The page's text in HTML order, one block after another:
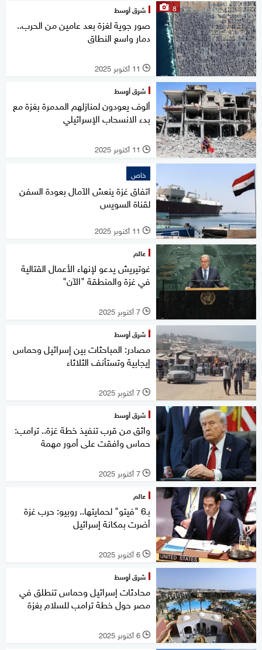
8 شرق أوسط
صور جوية لغزة بعد عامين من الحرب..
دمار واسع النطاق
l 11 أكتوبر 2025
شرق أوسط
ألوف يعودون لمنازلهم المدمرة بغزة مع
بدء الانسحاب الإسرائيلي
l 11 أكتوبر 2025
خاص
اتفاق غزة ينعش الآمال بعودة السفن
لقناة السويس
l 11 أكتوبر 2025
عالم
غوتيريش يدعو لإنهاء الأعمال القتالية
في غزة والمنطقة "الآن"
l 7 أكتوبر 2025
شرق أوسط
مصادر: المباحثات بين إسرائيل وحماس
إيجابية وتستأنف الثلاثاء
l 7 أكتوبر 2025
شرق أوسط
واثق من قرب تنفيذ خطة غزة.. ترامب:
حماس وافقت على أمور مهمة
l 7 أكتوبر 2025
عالم
بـ6 "فيتو" لحمايتها.. روبيو: حرب غزة
أضرت بمكانة إسرائيل
l 6 أكتوبر 2025
شرق أوسط
محادثات إسرائيل وحماس تنطلق في
مصر حول خطة ترامب للسلام بغزة
l 6 أكتوبر 2025